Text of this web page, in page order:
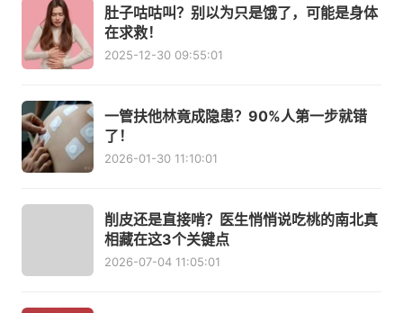
肚子咕咕叫？别以为只是饿了，可能是身体
在求救！
2025-12-30 09:55:01
一管扶他林竟成隐患？90%人第一步就错
了！
2026-01-30 11:10:01
削皮还是直接啃？医生悄悄说吃桃的南北真
相藏在这3个关键点
2026-07-04 11:05:01